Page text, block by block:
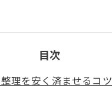
目次
理を安く済ませるコツ